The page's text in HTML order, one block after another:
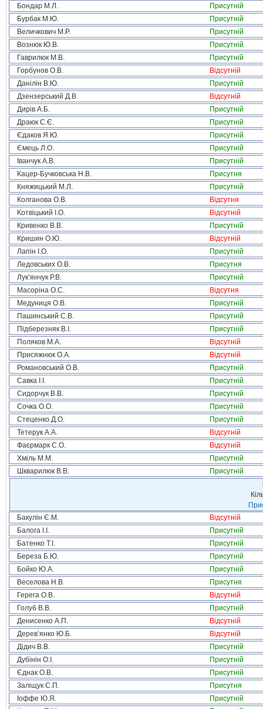
Бондар М.Л.
Присутній
Бурбак М.Ю.
Присутній
Величкович М.Р.
Присутній
Вознюк Ю.В.
Присутній
Гаврилюк М.В.
Присутній
Горбунов О.В.
Відсутній
Данілін В.Ю.
Присутній
Дзензерський Д.В.
Відсутній
Дирів А.Б.
Присутній
Драюк С.Є.
Присутній
Єдаков Я.Ю.
Присутній
Ємець Л.О.
Присутній
Іванчук А.В.
Присутній
Кацер-Бучковська Н.В.
Присутня
Княжицький М.Л.
Присутній
Колганова О.В.
Відсутня
Котвіцький І.О.
Відсутній
Кривенко В.В.
Присутній
Кришин О.Ю.
Відсутній
Лапін І.О.
Присутній
Ледовських О.В.
Присутня
Лук’янчук Р.В.
Присутній
Масоріна О.С.
Відсутня
Медуниця О.В.
Присутній
Пашинський С.В.
Присутній
Підберезняк В.І.
Присутній
Поляков М.А.
Відсутній
Присяжнюк О.А.
Відсутній
Романовський О.В.
Присутній
Савка І.І.
Присутній
Сидорчук В.В.
Присутній
Сочка О.О.
Присутній
Стеценко Д.О.
Присутній
Тетерук А.А.
Відсутній
Фаєрмарк С.О.
Відсутній
Хміль М.М.
Присутній
Шкварилюк В.В.
Присутній
Бакулін Є.М.
Відсутній
Балога І.І.
Присутній
Батенко Т.І.
Присутній
Береза Б.Ю.
Присутній
Бойко Ю.А.
Присутній
Веселова Н.В.
Присутня
Герега О.В.
Відсутній
Голуб В.В.
Присутній
Денисенко А.П.
Відсутній
Дерев’янко Ю.Б.
Відсутній
Дідич В.В.
Присутній
Дубінін О.І.
Присутній
Єднак О.В.
Присутній
Заліщук С.П.
Присутня
Іоффе Ю.Я.
Присутній